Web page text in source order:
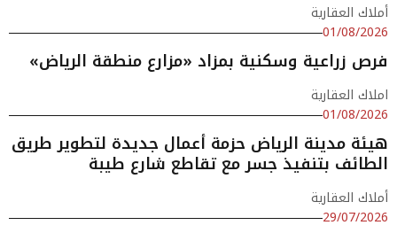
أملاك العقارية
01/08/2026
فرص زراعية وسكنية بمزاد «مزارع منطقة الرياض»
املاك العقارية
01/08/2026
هيئة مدينة الرياض حزمة أعمال جديدة لتطوير طريق
الطائف بتنفيذ جسر مع تقاطع شارع طيبة
أملاك العقارية
29/07/2026